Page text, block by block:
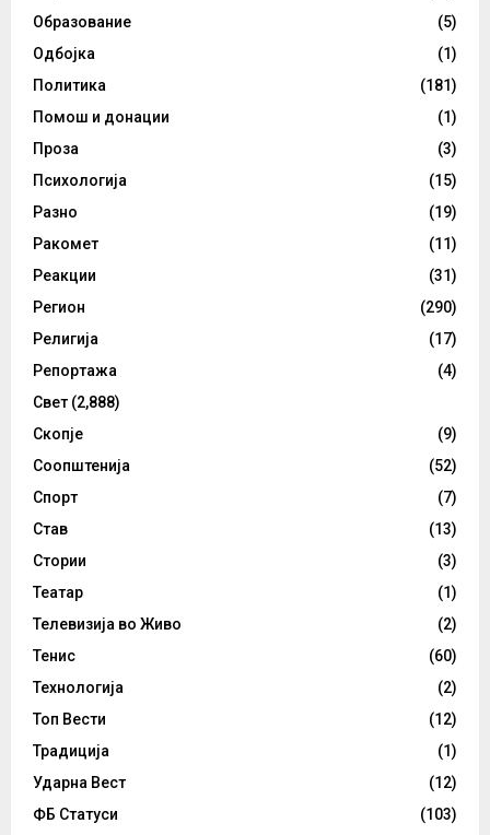
Образование
(5)
Одбојка
(1)
Политика
(181)
Помош и донации
(1)
Проза
(3)
Психологија
(15)
Разно
(19)
Ракомет
(11)
Реакции
(31)
Регион
(290)
Религија
(17)
Репортажа
(4)
Свет (2,888)
Скопје
(9)
Соопштенија
(52)
Спорт
(7)
Став
(13)
Стории
(3)
Театар
(1)
Телевизија во Живо
(2)
Тенис
(60)
Технологија
(2)
Топ Вести
(12)
Традиција
(1)
Ударна Вест
(12)
ФБ Статуси
(103)